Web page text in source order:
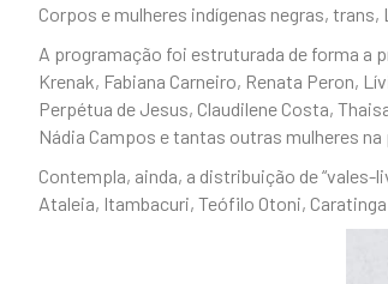
Corpos e mulheres indígenas negras,
A programação foi estruturada de forma a
Krenak, Fabiana Carneiro, Renata Peron,
Perpétua de Jesus, Claudilene Costa,
Nádia Campos e tantas outras mulheres
Contempla, ainda, a distribuição de
Ataleia, Itambacuri, Teófilo Otoni,